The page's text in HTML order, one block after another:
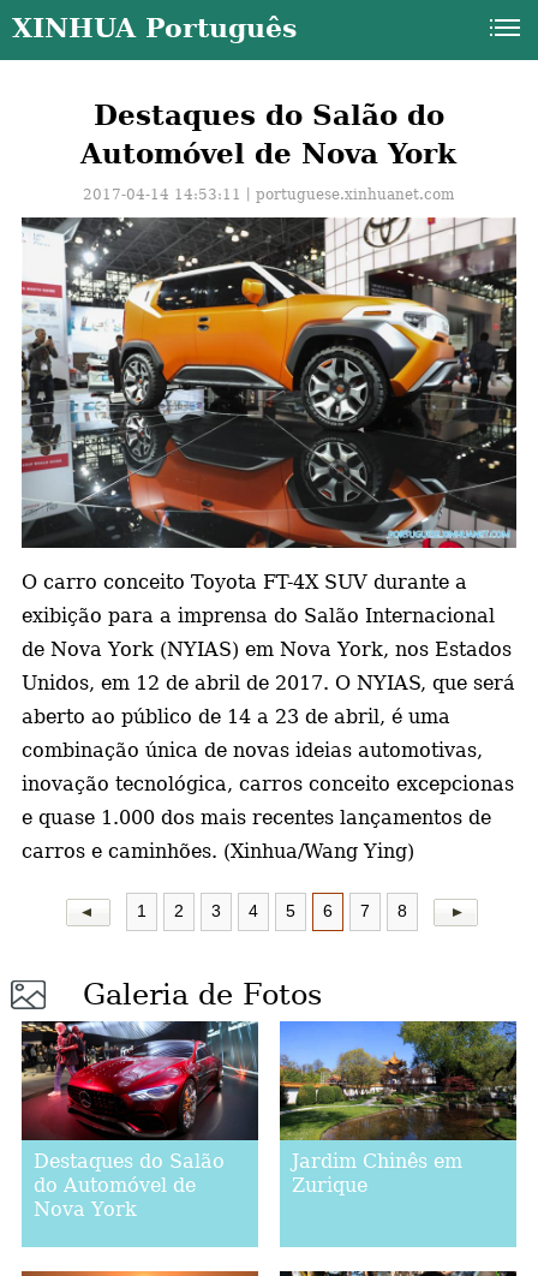
XINHUA Português
Destaques do Salão do
Automóvel de Nova York
2017-04-14 14:53:11丨portuguese.xinhuanet.com
O carro conceito Toyota FT-4X SUV durante a
exibição para a imprensa do Salão Internacional
de Nova York (NYIAS) em Nova York, nos Estados
Unidos, em 12 de abril de 2017. O NYIAS, que será
aberto ao público de 14 a 23 de abril, é uma
combinação única de novas ideias automotivas,
inovação tecnológica, carros conceito excepcionas
e quase 1.000 dos mais recentes lançamentos de
carros e caminhões. (Xinhua/Wang Ying)
1 2 3 4 5 6 7 8
Galeria de Fotos
Destaques do Salão
do Automóvel de
Nova York
Jardim Chinês em
Zurique